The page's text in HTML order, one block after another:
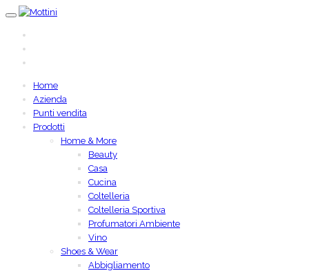
Home
Azienda
Punti vendita
Prodotti
Home & More
Beauty
Casa
Cucina
Coltelleria
Coltelleria Sportiva
Profumatori Ambiente
Vino
Shoes & Wear
Abbigliamento